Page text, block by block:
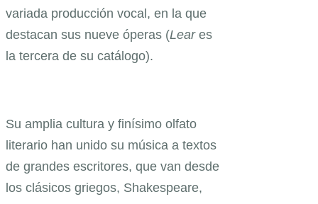
variada producción vocal, en la que
destacan sus nueve óperas (Leares
la tercera de su catálogo).
Su amplia cultura y finísimo olfato
literario han unido su música a textos
de grandes escritores, que van desde
los clásicos griegos, Shakespeare,